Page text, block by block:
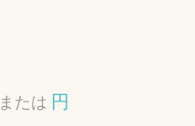
または 円